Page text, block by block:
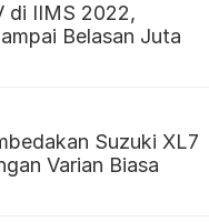
di IIMS 2022,
Belasan Juta
Suzuki XL7
Varian Biasa